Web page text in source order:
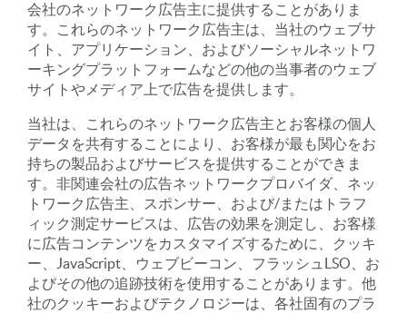
会社のネットワーク広告主に提供することがありま
す。これらのネットワーク広告主は、当社のウェブサ
イト、アプリケーション、およびソーシャルネットワ
ーキングプラットフォームなどの他の当事者のウェブ
サイトやメディア上で広告を提供します。
当社は、これらのネットワーク広告主とお客様の個人
データを共有することにより、お客様が最も関心をお
持ちの製品およびサービスを提供することができま
す。非関連会社の広告ネットワークプロバイダ、ネッ
トワーク広告主、スポンサー、および/またはトラフ
ィック測定サービスは、広告の効果を測定し、お客様
に広告コンテンツをカスタマイズするために、クッキ
ー、JavaScript、ウェブビーコン、フラッシュLSO、お
よびその他の追跡技術を使用することがあります。他
社のクッキーおよびテクノロジーは、各社固有のプラ